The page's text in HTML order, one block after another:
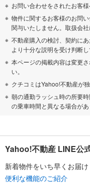
お問い合わせをされたお客
物件に関するお客様のお問
関与いたしません。取扱会社
不動産購入の検討、契約に
より十分な説明を受け判断し
本ページの掲載内容は変更
い。
クチコミはYahoo!不動産が
朝の通勤ラッシュ時の所要
の乗車時間と異なる場合があ
Yahoo!不動産 LINE公
新着物件をいち早くお届け
便利な機能のご紹介